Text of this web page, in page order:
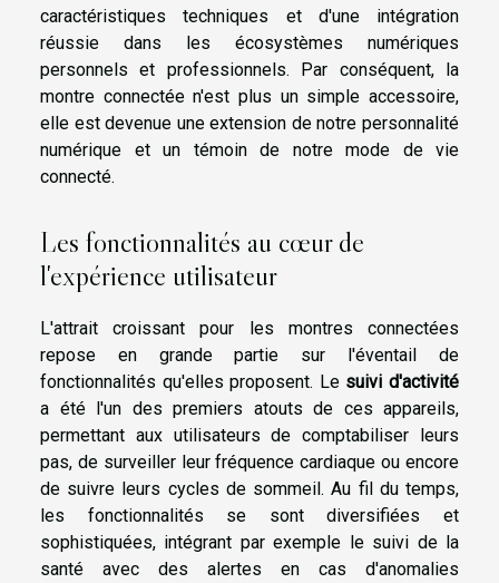
caractéristiques techniques et d'une intégration
réussie dans les écosystèmes numériques
personnels et professionnels. Par conséquent, la
montre connectée n'est plus un simple accessoire,
elle est devenue une extension de notre personnalité
numérique et un témoin de notre mode de vie
connecté.
Les fonctionnalités au cœur de
l'expérience utilisateur
L'attrait croissant pour les montres connectées
repose en grande partie sur l'éventail de
fonctionnalités qu'elles proposent. Le suivi d'activité
a été l'un des premiers atouts de ces appareils,
permettant aux utilisateurs de comptabiliser leurs
pas, de surveiller leur fréquence cardiaque ou encore
de suivre leurs cycles de sommeil. Au fil du temps,
les fonctionnalités se sont diversifiées et
sophistiquées, intégrant par exemple le suivi de la
santé avec des alertes en cas d'anomalies